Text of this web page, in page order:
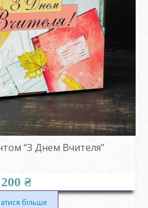
“З Днем Вчителя”
200 ₴
більше